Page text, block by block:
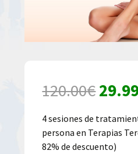
120.00€El
4 sesiones de
persona en Terapias
82% de descuento)